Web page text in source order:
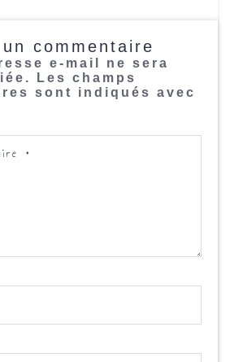
commentaire
e-mail ne sera
Les champs
sont indiqués avec
*